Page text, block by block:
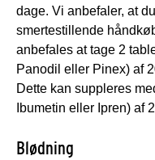
dage. Vi anbefaler, at
smertestillende
anbefales at tage 2
Panodil eller Pinex) af
Dette kan suppleres
Ibumetin eller Ipren) af
Blødning